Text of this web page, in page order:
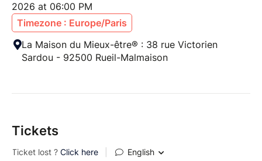
2026 at 06:00 PM
Timezone : Europe/Paris
​La Maison du Mieux-être® : 38 rue Victorien
Sardou - 92500 Rueil-Malmaison
Tickets